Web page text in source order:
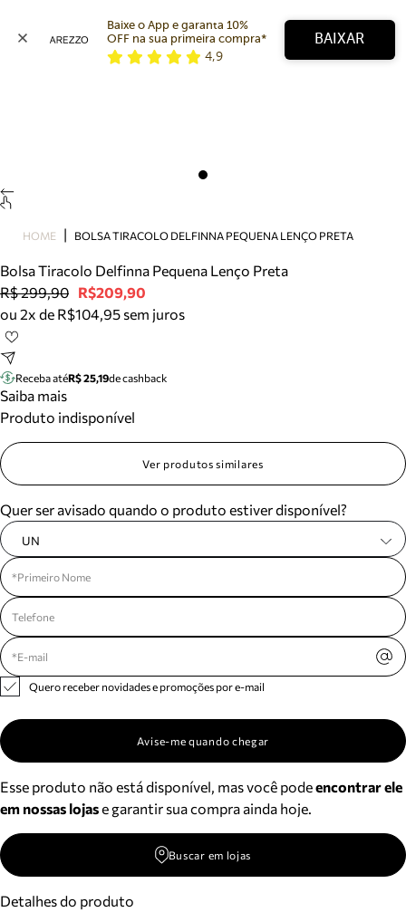
Bolsa
Tamanco
Tênis
Mule
Tire dúvidas sobre pedidos, devoluções e mais.
Meus pedidos
Acompanhe seus pedidos e solicite devoluções.
Baixe o App e garanta 10%
OFF na sua primeira compra*
4,9
BAIXAR
HOME BOLSA TIRACOLO DELFINNA PEQUENA LENÇO PRETA
Bolsa Tiracolo Delfinna Pequena Lenço Preta
R$ 299,90 R$209,90
ou 2x de R$104,95 sem juros
Receba atéR$ 25,19de cashback
Saiba mais
Produto indisponível
Ver produtos similares
Quer ser avisado quando o produto estiver disponível?
UN
Quero receber novidades e promoções por e-mail
Avise-me quando chegar
Esse produto não está disponível, mas você podeencontrar ele
em nossas lojase garantir sua compra ainda hoje.
Buscar em lojas
Detalhes do produto